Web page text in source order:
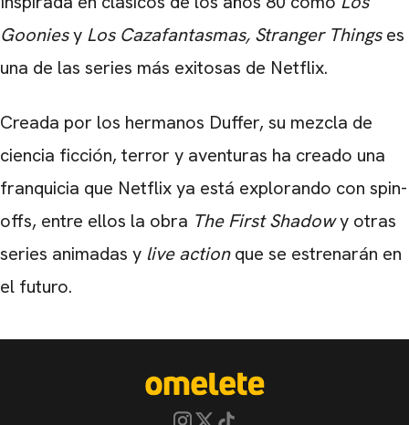
Gooniesy Los Cazafantasmas, Stranger Thingses
una de las series más exitosas de Netflix.
Creada por los hermanos Duffer, su mezcla de
ciencia ficción, terror y aventuras ha creado una
franquicia que Netflix ya está explorando con spin-
offs, entre ellos la obra The First Shadowy otras
series animadas y live actionque se estrenarán en
el futuro.